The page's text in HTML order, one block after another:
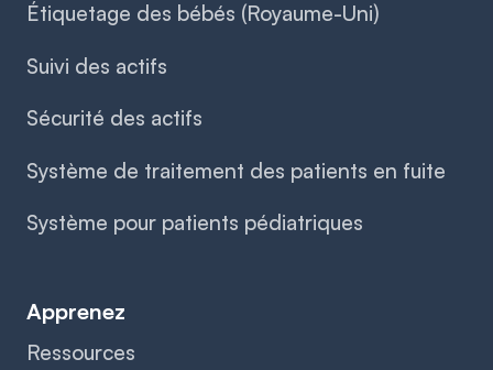
Étiquetage des bébés (Royaume-Uni)
Suivi des actifs
Sécurité des actifs
Système de traitement des patients en fuite
Système pour patients pédiatriques
Apprenez
Ressources